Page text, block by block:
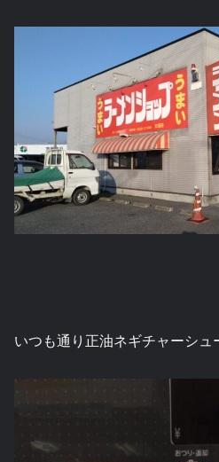
いつも通り正油ネギチャーシュ